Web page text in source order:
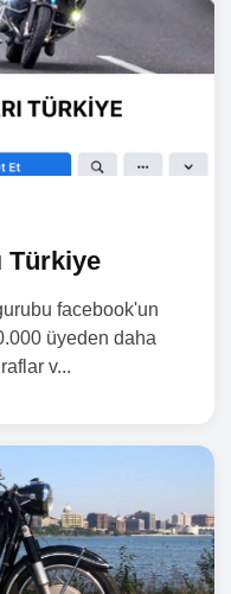
Türkiye
facebook'un
üyeden daha
v...